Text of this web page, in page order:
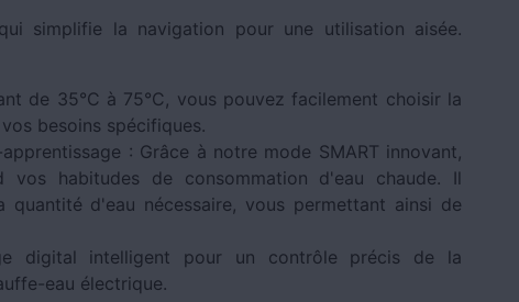
simplifie la navigation pour une utilisation aisée.
de 35°C à 75°C, vous pouvez facilement choisir la
besoins spécifiques.
: Grâce à notre mode SMART innovant,
vos habitudes de consommation d'eau chaude. Il
d'eau nécessaire, vous permettant ainsi de
digital intelligent pour un contrôle précis de la
eau électrique.